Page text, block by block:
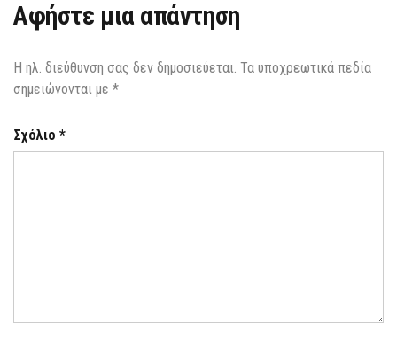
Αφήστε μια απάντηση
Η ηλ. διεύθυνση σας δεν δημοσιεύεται. Τα υποχρεωτικά πεδία
σημειώνονται με *
Σχόλιο *